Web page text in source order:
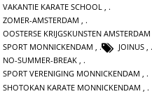
VAKANTIE KARATE SCHOOL ,
ZOMER-AMSTERDAM ,
OOSTERSE KRIJGSKUNSTEN AMSTERDAM
SPORT MONNICKENDAM , JOINUS ,
NO-SUMMER-BREAK ,
SPORT VERENIGING MONNICKENDAM ,
SHOTOKAN KARATE MONNICKENDAM